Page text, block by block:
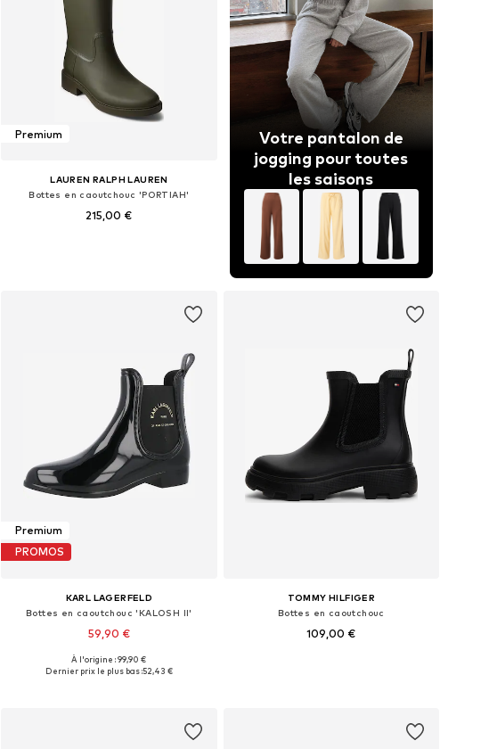
Premium
LAUREN RALPH LAUREN
Bottes en caoutchouc 'PORTIAH'
215,00 €
Votre pantalon de
jogging pour toutes
les saisons
Premium
PROMOS
KARL LAGERFELD
Bottes en caoutchouc 'KALOSH II'
59,90 €
Tailles disponibles: 36, 37, 38, 39, 40
À l'origine : 99,90 €
Dernier prix le plus bas :52,43 €
TOMMY HILFIGER
Bottes en caoutchouc
109,00 €